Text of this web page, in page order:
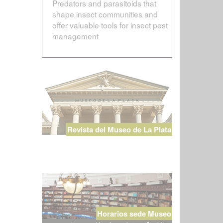
Predators and parasitoids that
shape insect communities and
offer valuable tools for insect pest
management
Revista del Museo de La Plata
Horarios sede Museo